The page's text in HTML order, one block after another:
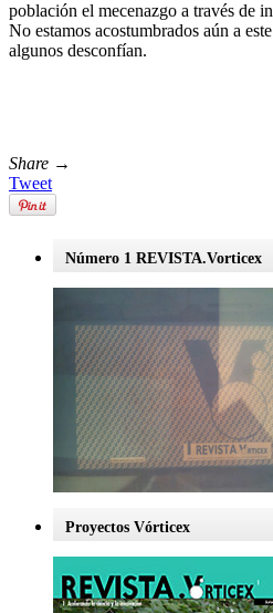
población el mecenazgo a través de
No estamos acostumbrados aún a
algunos desconfían.
Share →
Tweet
Número 1 REVISTA.Vorticex
Proyectos Vórticex